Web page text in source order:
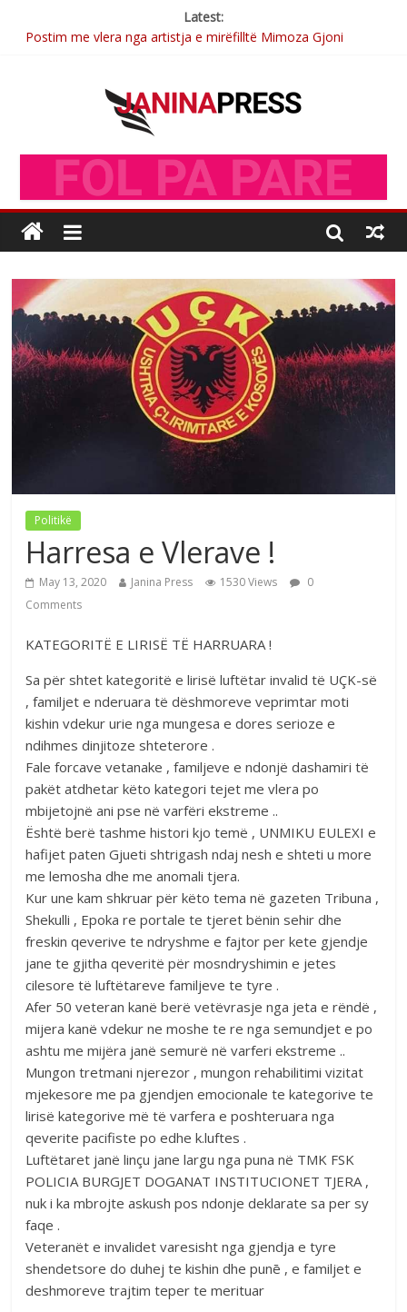
Latest:
Postim me vlera nga artistja e mirëfilltë Mimoza Gjoni
Brahim Çekaj njē veprimtar i respektuar i çeshtjës kombëtare
Sulm , pse të dua ty
Politikë
Harresa e Vlerave !
May 13, 2020 Janina Press 1530 Views
0
Comments
KATEGORITË E LIRISË TË HARRUARA !
Sa për shtet kategoritë e lirisë luftëtar invalid të UÇK-së
, familjet e nderuara të dëshmoreve veprimtar moti
kishin vdekur urie nga mungesa e dores serioze e
ndihmes dinjitoze shteterore .
Fale forcave vetanake , familjeve e ndonjë dashamiri të
pakët atdhetar këto kategori tejet me vlera po
mbijetojnë ani pse në varfëri ekstreme ..
Është berë tashme histori kjo temë , UNMIKU EULEXI e
hafijet paten Gjueti shtrigash ndaj nesh e shteti u more
me lemosha dhe me anomali tjera.
Kur une kam shkruar për këto tema në gazeten Tribuna ,
Shekulli , Epoka re portale te tjeret bënin sehir dhe
freskin qeverive te ndryshme e fajtor per kete gjendje
jane te gjitha qeveritë për mosndryshimin e jetes
cilesore të luftëtareve familjeve te tyre .
Afer 50 veteran kanë berë vetëvrasje nga jeta e rëndë ,
mijera kanë vdekur ne moshe te re nga semundjet e po
ashtu me mijëra janë semurë në varferi ekstreme ..
Mungon tretmani njerezor , mungon rehabilitimi vizitat
mjekesore me pa gjendjen emocionale te kategorive te
lirisë kategorive më të varfera e poshteruara nga
qeverite pacifiste po edhe k.luftes .
Luftëtaret janë linçu jane largu nga puna në TMK FSK
POLICIA BURGJET DOGANAT INSTITUCIONET TJERA ,
nuk i ka mbrojte askush pos ndonje deklarate sa per sy
faqe .
Veteranët e invalidet varesisht nga gjendja e tyre
shendetsore do duhej te kishin dhe punē , e familjet e
deshmoreve trajtim teper te merituar